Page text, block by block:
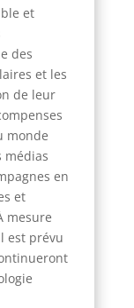
et
des
et les
de leur
monde
médias
en
et
mesure
est prévu